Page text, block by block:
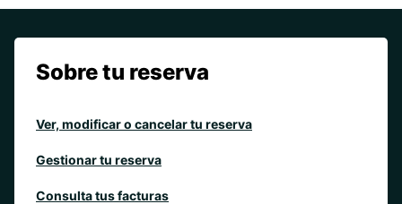
Sobre tu reserva
Ver, modificar o cancelar tu reserva
Gestionar tu reserva
Consulta tus facturas